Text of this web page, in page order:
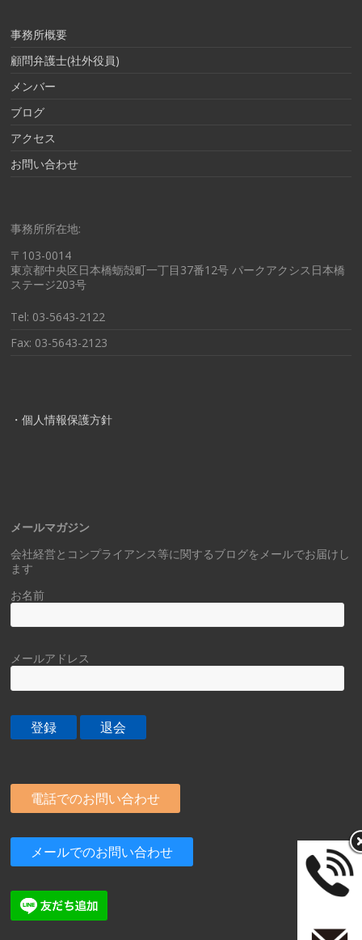
事務所概要
顧問弁護士(社外役員)
メンバー
ブログ
アクセス
お問い合わせ
事務所所在地:
〒103-0014
東京都中央区日本橋蛎殻町一丁目37番12号 パークアクシス日本橋
ステージ203号
Tel: 03-5643-2122
Fax: 03-5643-2123
・個人情報保護方針
メールマガジン
会社経営とコンプライアンス等に関するブログをメールでお届けし
ます
お名前
メールアドレス
電話でのお問い合わせ
メールでのお問い合わせ